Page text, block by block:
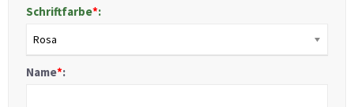
Schriftfarbe*:
Rosa
Name*: